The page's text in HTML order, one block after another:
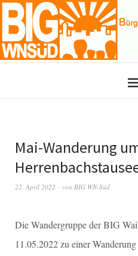
Mai-Wanderung
22. April 2022 von BIG WN-Süd
Die Wandergruppe der BIG
11.05.2022 zu einer